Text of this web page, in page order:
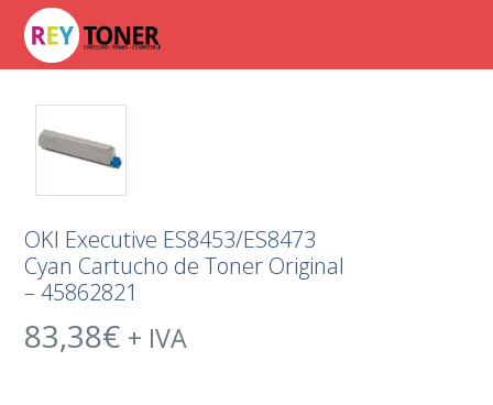
OKI Executive ES8453/ES8473
Cyan Cartucho de Toner Original
– 45862821
83,38€ + IVA